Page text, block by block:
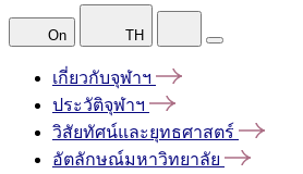
On TH
เกี่ยวกับจุฬาฯ
ประวัติจุฬาฯ
วิสัยทัศน์และยุทธศาสตร์
อัตลักษณ์มหาวิทยาลัย